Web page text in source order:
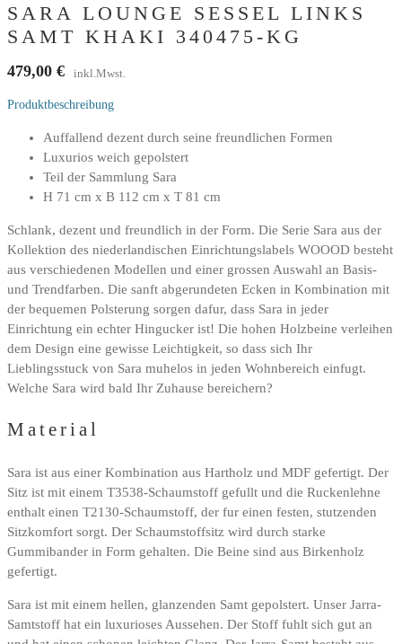
SARA LOUNGE SESSEL LINKS
SAMT KHAKI 340475-KG
479,00 € inkl.Mwst.
Produktbeschreibung
Auffallend dezent durch seine freundlichen Formen
Luxurios weich gepolstert
Teil der Sammlung Sara
H 71 cm x B 112 cm x T 81 cm
Schlank, dezent und freundlich in der Form. Die Serie Sara aus der
Kollektion des niederlandischen Einrichtungslabels WOOOD besteht
aus verschiedenen Modellen und einer grossen Auswahl an Basis-
und Trendfarben. Die sanft abgerundeten Ecken in Kombination mit
der bequemen Polsterung sorgen dafur, dass Sara in jeder
Einrichtung ein echter Hingucker ist! Die hohen Holzbeine verleihen
dem Design eine gewisse Leichtigkeit, so dass sich Ihr
Lieblingsstuck von Sara muhelos in jeden Wohnbereich einfugt.
Welche Sara wird bald Ihr Zuhause bereichern?
Material
Sara ist aus einer Kombination aus Hartholz und MDF gefertigt. Der
Sitz ist mit einem T3538-Schaumstoff gefullt und die Ruckenlehne
enthalt einen T2130-Schaumstoff, der fur einen festen, stutzenden
Sitzkomfort sorgt. Der Schaumstoffsitz wird durch starke
Gummibander in Form gehalten. Die Beine sind aus Birkenholz
gefertigt.
Sara ist mit einem hellen, glanzenden Samt gepolstert. Unser Jarra-
Samtstoff hat ein luxurioses Aussehen. Der Stoff fuhlt sich gut an